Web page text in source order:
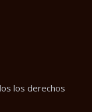
los derechos